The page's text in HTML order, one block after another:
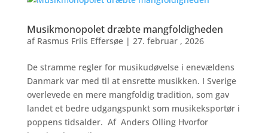
Musikmonopolet dræbte mangfoldigheden
af Rasmus Friis Effersøe| 27. februar , 2026
De stramme regler for musikudøvelse i enevældens
Danmark var med til at ensrette musikken. I Sverige
overlevede en mere mangfoldig tradition, som gav
landet et bedre udgangspunkt som musikeksportør i
poppens tidsalder. Af Anders Olling Hvorfor